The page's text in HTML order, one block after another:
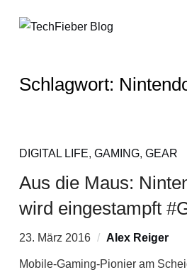
Schlagwort:
DIGITAL LIFE, GAMING, GEAR
Aus die Maus:
wird eingestampft
23. März 2016 Alex Reiger
Mobile-Gaming-Pionier am